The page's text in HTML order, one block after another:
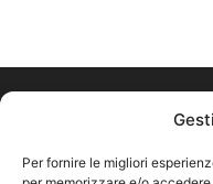
Per fornire le migliori